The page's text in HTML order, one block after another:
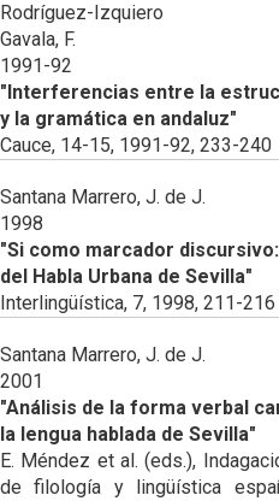
Rodríguez-Izquiero
Gavala, F.
1991-92
"Interferencias entre la
y la gramática en andaluz"
Cauce, 14-15, 1991-92, 233-240
Santana Marrero, J. de J.
1998
"Si como marcador
del Habla Urbana de Sevilla"
Interlingüística, 7, 1998, 211-216
Santana Marrero, J. de J.
2001
"Análisis de la forma verbal
la lengua hablada de Sevilla"
E. Méndez et al. (eds.),
de filología y lingüística